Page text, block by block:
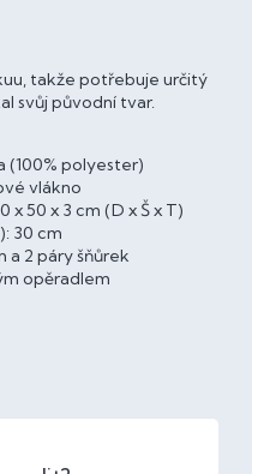
takže potřebuje určitý
svůj původní tvar.
(100% polyester)
vlákno
x 50 x 3 cm (D x Š x T)
30 cm
a 2 páry šňůrek
opěradlem